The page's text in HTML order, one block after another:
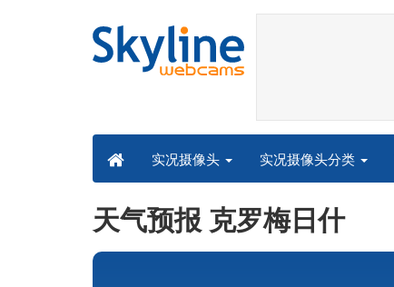
实况摄像头 实况摄像头分类
天气预报 克罗梅日什